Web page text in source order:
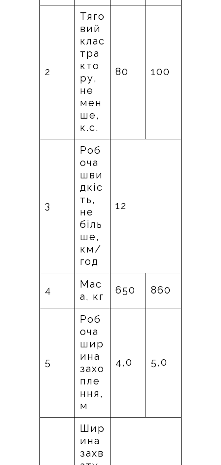
2
Тяго
вий
клас
тра
кто
ру,
не
мен
ше,
к.с.
80 100
3
Роб
оча
шви
дкіс
ть,
не
біль
ше,
км/
год
12
4
Мас
а, кг
650 860
5
Роб
оча
шир
ина
захо
пле
ння,
м
4,0 5,0
Шир
ина
захв